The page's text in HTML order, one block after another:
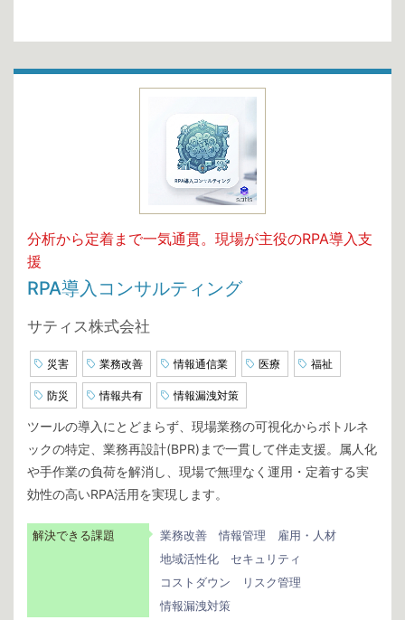
分析から定着まで一気通貫。現場が主役のRPA導入支
援
RPA導入コンサルティング
サティス株式会社
災害 業務改善 情報通信業 医療 福祉
防災 情報共有 情報漏洩対策
ツールの導入にとどまらず、現場業務の可視化からボトルネ
ックの特定、業務再設計(BPR)まで一貫して伴走支援。属人化
や手作業の負荷を解消し、現場で無理なく運用・定着する実
効性の高いRPA活用を実現します。
解決できる課題 業務改善 情報管理
雇用・人材
地域活性化
セキュリティ
コストダウン
リスク管理
情報漏洩対策